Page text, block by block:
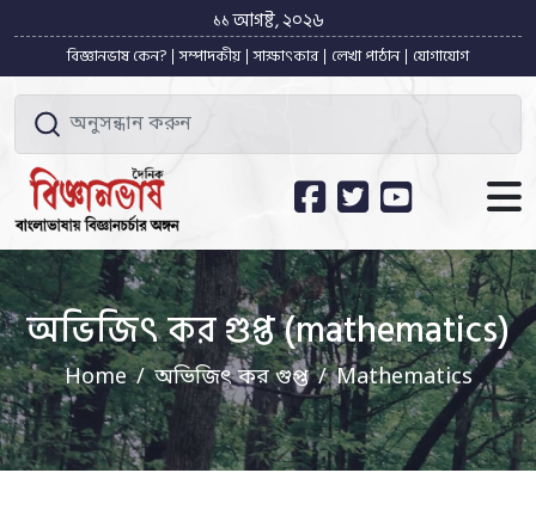
১১ আগষ্ট, ২০২৬
বিজ্ঞানভাষ কেন? সম্পাদকীয় সাক্ষাৎকার লেখা পাঠান যোগাযোগ
অভিজিৎ কর গুপ্ত (mathematics)
Home অভিজিৎ কর গুপ্ত Mathematics